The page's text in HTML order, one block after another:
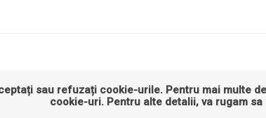
sau refuzați cookie-urile. Pentru mai multe
cookie-uri. Pentru alte detalii, va rugam